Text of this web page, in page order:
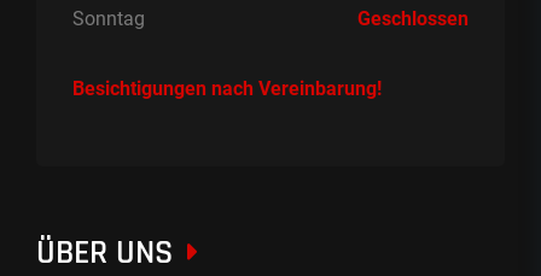
Sonntag Geschlossen
Besichtigungen nach Vereinbarung!
ÜBER UNS